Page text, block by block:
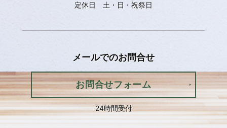
定休日 土・日・祝祭日
メールでのお問合せ
お問合せフォーム
24時間受付